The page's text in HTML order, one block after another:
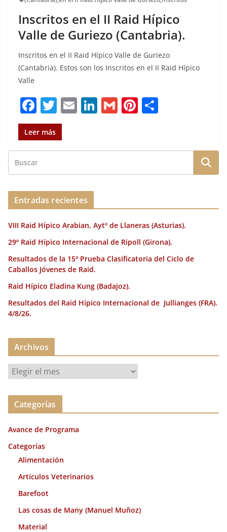
Inscritos en el II Raid Hípico
Valle de Guriezo (Cantabria).
Inscritos en el II Raid Hípico Valle de Guriezo
(Cantabria). Estos son los Inscritos en el II Raid Hípico
Valle
F
a
c
e
b
o
o
k
T
w
it
te
r
E
l
Li
e
dI
G
l
Pi
re
st
p
a
Leer más
Entradas recientes
VIII Raid Hípico Arabian, Aytº de Llaneras (Asturias).
29º Raid Hípico Internacional de Ripoll (Girona).
Resultados de la 15º Prueba Clasificatoria del Ciclo de
Caballos Jóvenes de Raid.
Raid Hípico Eladina Kung (Badajoz).
Resultados del Raid Hípico Internacional de Jullianges (FRA).
4/8/26.
Archivos
r
c
v
o
Categorías
Avance de Programa
Categorías
Alimentación
Artículos Veterinarios
Barefoot
Las cosas de Many (Manuel Muñoz)
Material